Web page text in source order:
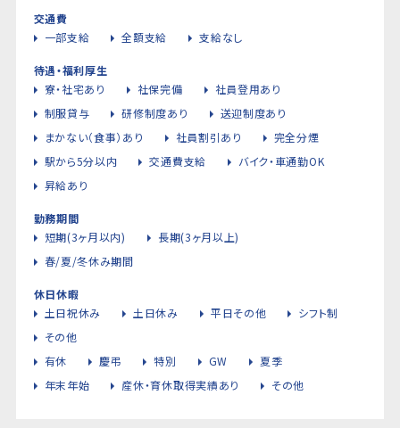
交通費
一部支給
全額支給 支給なし
待遇・福利厚生
寮・社宅あり
社保完備
社員登用あり
制服貸与
研修制度あり
送迎制度あり
まかない（食事）あり
社員割引あり
完全分煙
駅から5分以内
交通費支給
バイク・車通勤OK
昇給あり
勤務期間
短期(3ヶ月以内)
長期(3ヶ月以上)
春/夏/冬休み期間
休日休暇
土日祝休み
土日休み 平日その他
シフト制
その他
有休
慶弔 特別 GW
夏季
年末年始
産休・育休取得実績あり その他